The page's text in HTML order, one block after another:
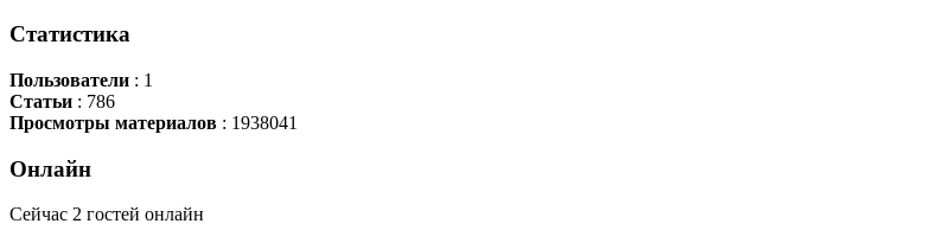
Статистика
Пользователи : 1
Статьи : 786
Просмотры материалов : 1938041
Онлайн
Сейчас 2 гостей онлайн